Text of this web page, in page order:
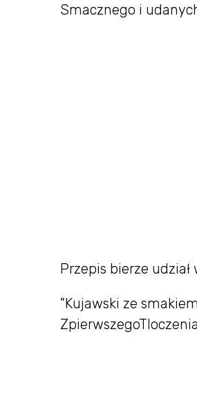
Smacznego i
Przepis bierze udział
"Kujawski ze